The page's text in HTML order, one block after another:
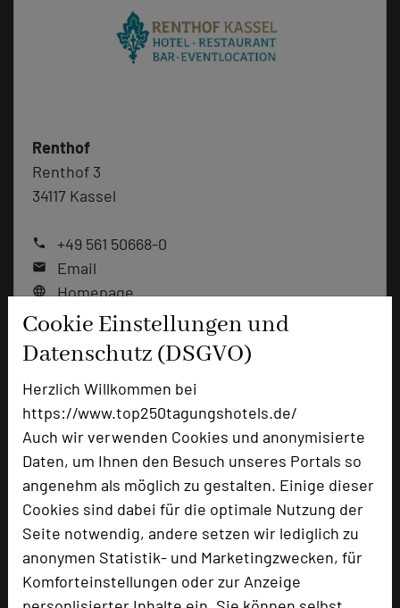
Cookie Einstellungen und
Datenschutz (DSGVO)
Herzlich Willkommen bei
https://www.top250tagungshotels.de/
Auch wir verwenden Cookies und anonymisierte
Daten, um Ihnen den Besuch unseres Portals so
angenehm als möglich zu gestalten. Einige dieser
Cookies sind dabei für die optimale Nutzung der
Seite notwendig, andere setzen wir lediglich zu
anonymen Statistik- und Marketingzwecken, für
Komforteinstellungen oder zur Anzeige
Renthof
Renthof 3
34117 Kassel
phone +49 561 50668-0
mail Email
language Homepage
zur Tagungsanfrage hinzufügen
Bewertung
Tagungsplaner